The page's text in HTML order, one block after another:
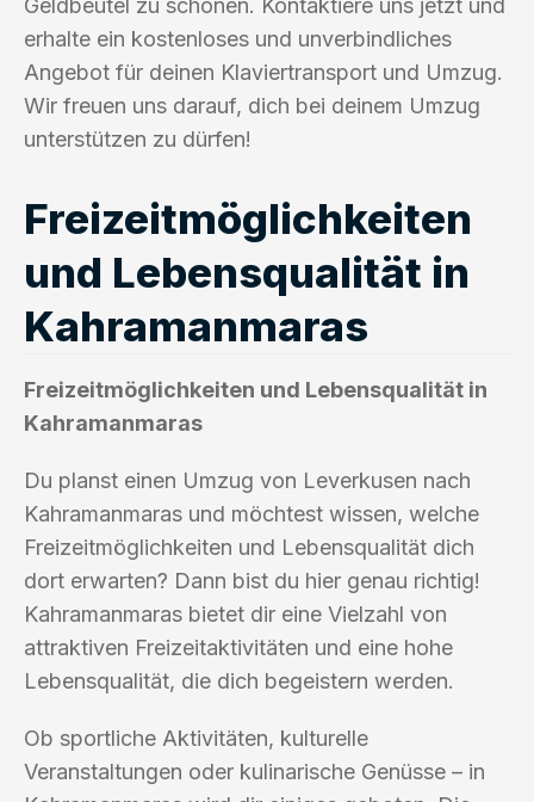
Geldbeutel zu schonen. Kontaktiere uns jetzt und
erhalte ein kostenloses und unverbindliches
Angebot für deinen Klaviertransport und Umzug.
Wir freuen uns darauf, dich bei deinem Umzug
unterstützen zu dürfen!
Freizeitmöglichkeiten
und Lebensqualität in
Kahramanmaras
Freizeitmöglichkeiten und Lebensqualität in
Kahramanmaras
Du planst einen Umzug von Leverkusen nach
Kahramanmaras und möchtest wissen, welche
Freizeitmöglichkeiten und Lebensqualität dich
dort erwarten? Dann bist du hier genau richtig!
Kahramanmaras bietet dir eine Vielzahl von
attraktiven Freizeitaktivitäten und eine hohe
Lebensqualität, die dich begeistern werden.
Ob sportliche Aktivitäten, kulturelle
Veranstaltungen oder kulinarische Genüsse – in